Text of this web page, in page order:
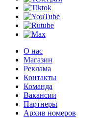
О нас
Магазин
Реклама
Контакты
Команда
Вакансии
Партнеры
Архив номеров